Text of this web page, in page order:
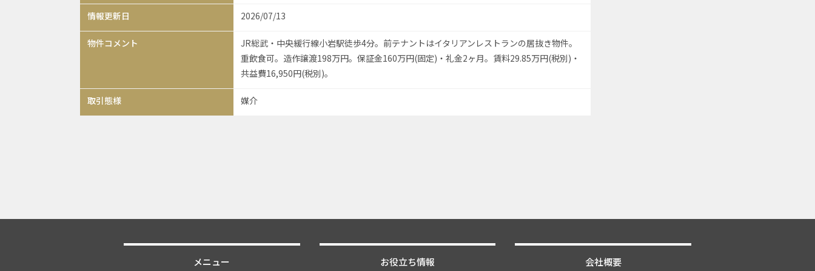
情報更新日 2026/07/13
物件コメント
JR総武・中央緩行線小岩駅徒歩4分。前テナントはイタリアンレストランの居抜き物件。
重飲食可。造作譲渡198万円。保証金160万円(固定)・礼金2ヶ月。賃料29.85万円(税別)・
共益費16,950円(税別)。
取引態様 媒介
メニュー お役立ち情報 会社概要